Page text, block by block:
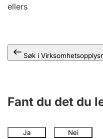
Andre tema
ellers
Søk i
Fant du det du
Ja Nei